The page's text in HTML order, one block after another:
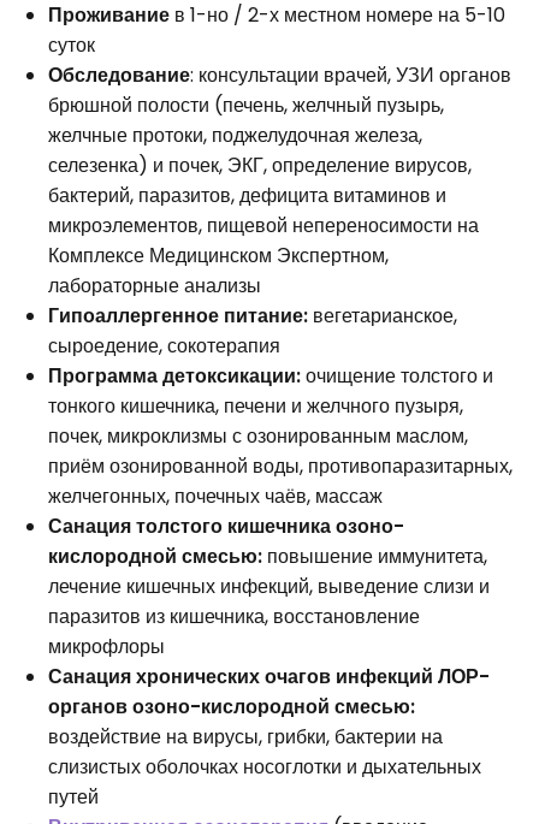
Проживание в 1-но / 2-х местном номере на 5-10
суток
Обследование: консультации врачей, УЗИ органов
брюшной полости (печень, желчный пузырь,
желчные протоки, поджелудочная железа,
селезенка) и почек, ЭКГ, определение вирусов,
бактерий, паразитов, дефицита витаминов и
микроэлементов, пищевой непереносимости на
Комплексе Медицинском Экспертном,
лабораторные анализы
Гипоаллергенное питание: вегетарианское,
сыроедение, сокотерапия
Программа детоксикации:очищение толстого и
тонкого кишечника, печени и желчного пузыря,
почек, микроклизмы с озонированным маслом,
приём озонированной воды, противопаразитарных,
желчегонных, почечных чаёв, массаж
Санация толстого кишечника озоно-
кислородной смесью: повышение иммунитета,
лечение кишечных инфекций, выведение слизи и
паразитов из кишечника, восстановление
микрофлоры
Санация хронических очагов инфекций ЛОР-
органов озоно-кислородной смесью:
воздействие на вирусы, грибки, бактерии на
слизистых оболочках носоглотки и дыхательных
путей